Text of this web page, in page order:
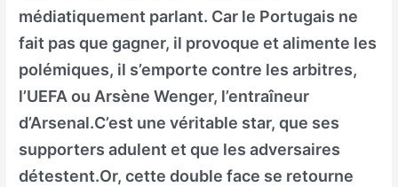
médiatiquement parlant. Car le Portugais ne
fait pas que gagner, il provoque et alimente les
polémiques, il s’emporte contre les arbitres,
l’UEFA ou Arsène Wenger, l’entraîneur
d’Arsenal.C’est une véritable star, que ses
supporters adulent et que les adversaires
détestent.Or, cette double face se retourne